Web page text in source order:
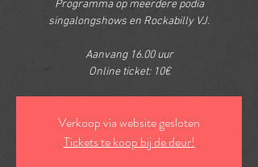
Programma op meerdere podia
singalongshows en Rockabilly VJ.
Aanvang 16.00 uur
Online ticket: 10€
Verkoop via website gesloten
Tickets te koop bij de deur!